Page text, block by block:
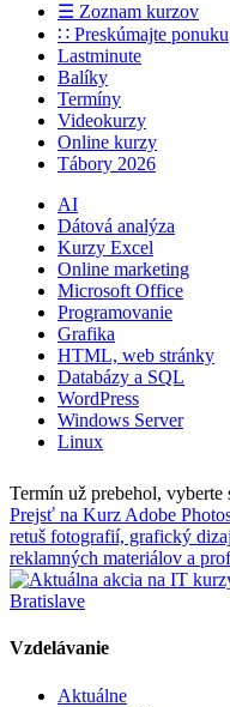
☰ Zoznam kurzov
∷ Preskúmajte ponuku
Lastminute
Balíky
Termíny
Videokurzy
Online kurzy
Tábory 2026
AI
Dátová analýza
Kurzy Excel
Online marketing
Microsoft Office
Programovanie
Grafika
HTML, web stránky
Databázy a SQL
WordPress
Windows Server
Linux
Termín už prebehol, vyberte
Prejsť na Kurz Adobe
retuš fotografií, grafický
reklamných materiálov a
Vzdelávanie
Aktuálne